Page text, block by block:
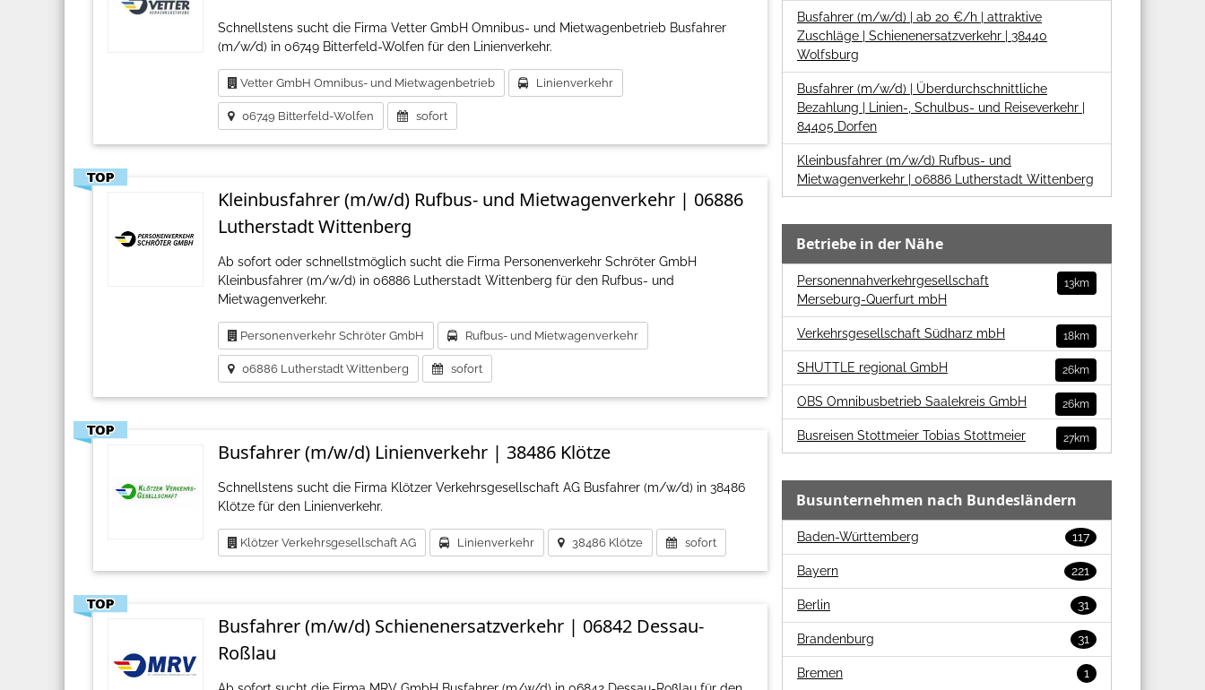
Schnellstens sucht die Firma Vetter GmbH Omnibus- und Mietwagenbetrieb Busfahrer
(m/w/d) in 06749 Bitterfeld-Wolfen für den Linienverkehr.
Vetter GmbH Omnibus- und Mietwagenbetrieb Linienverkehr
06749 Bitterfeld-Wolfen sofort
Kleinbusfahrer (m/w/d) Rufbus- und Mietwagenverkehr | 06886
Lutherstadt Wittenberg
Ab sofort oder schnellstmöglich sucht die Firma Personenverkehr Schröter GmbH
Kleinbusfahrer (m/w/d) in 06886 Lutherstadt Wittenberg für den Rufbus- und
Mietwagenverkehr.
Personenverkehr Schröter GmbH Rufbus- und Mietwagenverkehr
06886 Lutherstadt Wittenberg sofort
Busfahrer (m/w/d) Linienverkehr | 38486 Klötze
Schnellstens sucht die Firma Klötzer Verkehrsgesellschaft AG Busfahrer (m/w/d) in 38486
Klötze für den Linienverkehr.
Klötzer Verkehrsgesellschaft AG Linienverkehr 38486 Klötze sofort
Busfahrer (m/w/d) Schienenersatzverkehr | 06842 Dessau-
Roßlau
Busfahrer (m/w/d) | ab 20 €/h | attraktive
Zuschläge | Schienenersatzverkehr | 38440
Wolfsburg
Busfahrer (m/w/d) | Überdurchschnittliche
Bezahlung | Linien-, Schulbus- und Reiseverkehr |
84405 Dorfen
Kleinbusfahrer (m/w/d) Rufbus- und
Mietwagenverkehr | 06886 Lutherstadt Wittenberg
Betriebe in der Nähe
13km
Personennahverkehrgesellschaft
Merseburg-Querfurt mbH
18km
Verkehrsgesellschaft Südharz mbH
26km
SHUTTLE regional GmbH
26km
OBS Omnibusbetrieb Saalekreis GmbH
27km
Busreisen Stottmeier Tobias Stottmeier
Busunternehmen nach Bundesländern
Baden-Württemberg 117
Bayern 221
Berlin 31
Brandenburg 31
Bremen 1